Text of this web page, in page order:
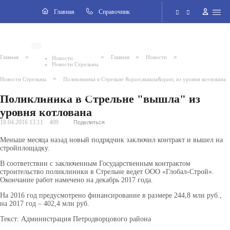
Главная Cправочник
Версия для слабовидящих
Поиск по сайту
Главная >
Новости
Новости Стрельны
> Главная > Новости >
Новости Стрельны > Поликлиника в Стрельне &quot;вышла&quot; из уровня котлована
Поликлиника в Стрельне "вышла" из
уровня котлована
18.04.2016 13:11 409 Поделиться
Меньше месяца назад новый подрядчик заключил контракт и вышел на
стройплощадку.
В соответствии с заключенным Государственным контрактом
строительство поликлиники в Стрельне ведет ООО «Глобал-Строй».
Окончание работ намечено на декабрь 2017 года.
На 2016 год предусмотрено финансирование в размере 244,8 млн руб.,
на 2017 год – 402,4 млн руб.
Текст: Администрация Петродворцового района